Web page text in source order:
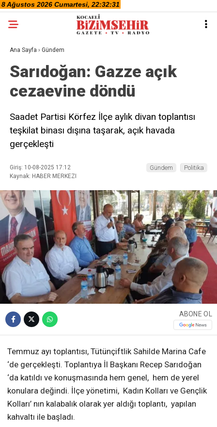
Ana Sayfa › Gündem
Sarıdoğan: Gazze açık
cezaevine döndü
Saadet Partisi Körfez İlçe aylık divan toplantısı
teşkilat binası dışına taşarak, açık havada
gerçekleşti
Giriş: 10-08-2025 17:12
Kaynak: HABER MERKEZI
Gündem Politika
ABONE OL
Temmuz ayı toplantısı, Tütünçiftlik Sahilde Marina Cafe
‘de gerçekleşti. Toplantıya İl Başkanı Recep Sarıdoğan
‘da katıldı ve konuşmasında hem genel, hem de yerel
konulara değindi. İlçe yönetimi, Kadın Kolları ve Gençlik
Kolları’ nın kalabalık olarak yer aldığı toplantı, yapılan
kahvaltı ile başladı.